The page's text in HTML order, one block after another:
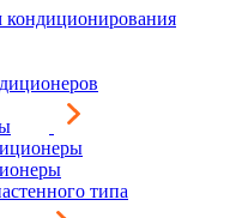
кондиционирования
типа